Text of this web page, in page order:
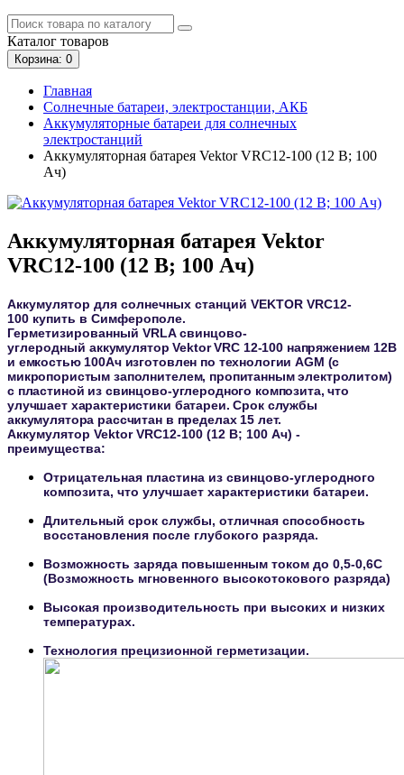
Каталог товаров
Корзина: 0
Главная
Солнечные батареи, электростанции, АКБ
Аккумуляторные батареи для солнечных
электростанций
Аккумуляторная батарея Vektor VRC12-100 (12 В; 100
Ач)
Аккумуляторная батарея Vektor
VRC12-100 (12 В; 100 Ач)
Аккумулятор для солнечных станций VEKTOR VRC12-
100 купить в Симферополе.
Герметизированный VRLA cвинцово-
углеродный аккумулятор Vektor VRC 12-100 напряжением 12В
и емкостью 100Ач изготовлен по технологии AGM (с
микропористым заполнителем, пропитанным электролитом)
с пластиной из свинцово-углеродного композита, что
улучшает характеристики батареи.Срок службы
аккумулятора рассчитан в пределах 15 лет.
Аккумулятор Vektor VRC12-100 (12 В; 100 Ач) -
преимущества:
Отрицательная пластина из свинцово-углеродного
композита, что улучшает характеристики батареи.
Длительный срок службы, отличная способность
восстановления после глубокого разряда.
Возможность заряда повышенным током до 0,5-0,6С
(Возможность мгновенного высокотокового разряда)
Высокая производительность при высоких и низких
температурах.
Технология прецизионной герметизации.